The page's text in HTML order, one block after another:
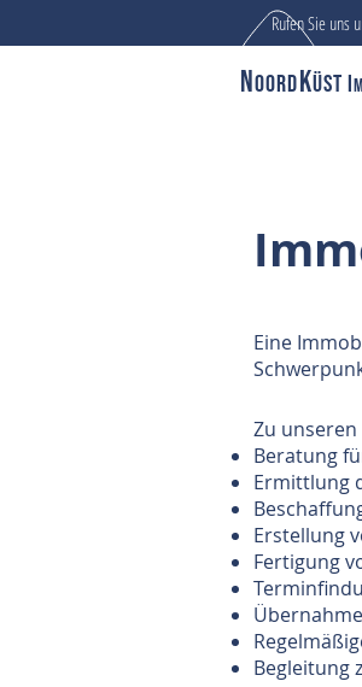
Rufen Sie uns
NoordKüst I
Eine
Zu
Beratung
Ermittlung
Erstellung
Fertigung
Begleitung